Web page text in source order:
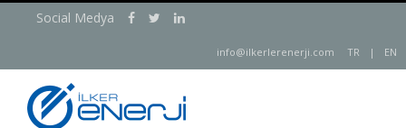
Social Medya
info@ilkerlerenerji.com TR | EN